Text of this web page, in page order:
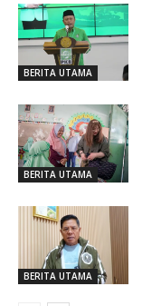
BERITA UTAMA
BERITA UTAMA
BERITA UTAMA